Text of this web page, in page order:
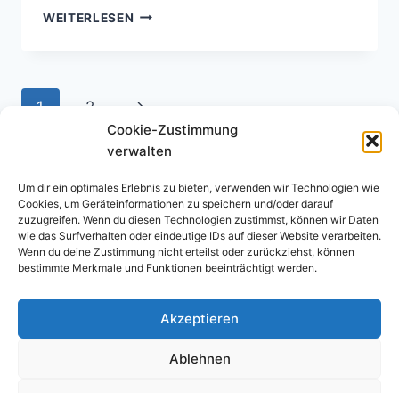
Cookie-Zustimmung
verwalten
Um dir ein optimales Erlebnis zu bieten, verwenden wir Technologien wie
Cookies, um Geräteinformationen zu speichern und/oder darauf
zuzugreifen. Wenn du diesen Technologien zustimmst, können wir Daten
wie das Surfverhalten oder eindeutige IDs auf dieser Website verarbeiten.
Wenn du deine Zustimmung nicht erteilst oder zurückziehst, können
bestimmte Merkmale und Funktionen beeinträchtigt werden.
Akzeptieren
Ablehnen
WEITERLESEN GLAUBE
Seitennavigation
1 2
Nächste
Seite